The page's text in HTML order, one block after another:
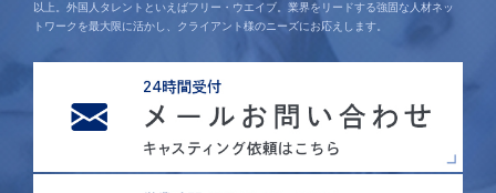
以上。外国人タレントといえばフリー・ウエイブ。業界をリードする強固な人材ネッ
トワークを最大限に活かし、クライアント様のニーズにお応えします。